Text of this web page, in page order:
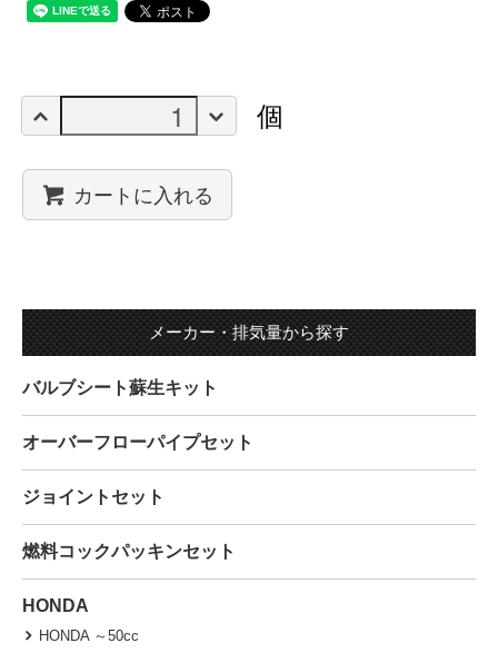
個
カートに入れる
メーカー・排気量から探す
バルブシート蘇生キット
オーバーフローパイプセット
ジョイントセット
燃料コックパッキンセット
HONDA
HONDA ～50cc